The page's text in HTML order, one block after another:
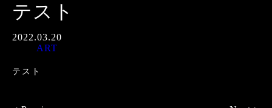
テスト
2022.03.20
ART
テスト